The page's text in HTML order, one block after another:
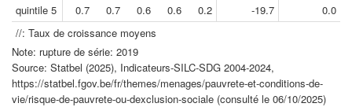
quintile 5
0.7 0.7 0.6 0.6 0.2 -19.7
0.0
//: Taux de croissance moyens
Note: rupture de série: 2019
Source: Statbel (2025), Indicateurs-SILC-SDG 2004-2024,
https://statbel.fgov.be/fr/themes/menages/pauvrete-et-conditions-de-
vie/risque-de-pauvrete-ou-dexclusion-sociale (consulté le 06/10/2025)